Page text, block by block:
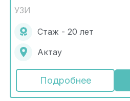
УЗИ
Стаж - 20 лет
Актау
Подробнее